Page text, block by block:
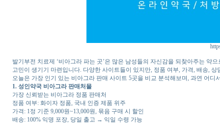
발기부전 치료제 ‘비아그라 파는 곳’은 많은 남성들의 자신감을 되찾아주는 약
고민이 생기기 마련입니다. 다양한 사이트들이 있지만, 정품 여부, 가격, 배송,
오늘은 가장 인기 있는 비아그라 판매 사이트 5곳을 비교 분석해보며, 과연 어
1. 성인약국 비아그라 판매처몰
가장 신뢰받는 비아그라 정품 판매처
정품 여부: 화이자 정품, 국내 인증 제품 위주
가격: 1정 기준 9,000원~13,000원, 묶음 구매 시 할인
배송: 100% 익명 포장, 당일 출고 → 익일 수령 가능